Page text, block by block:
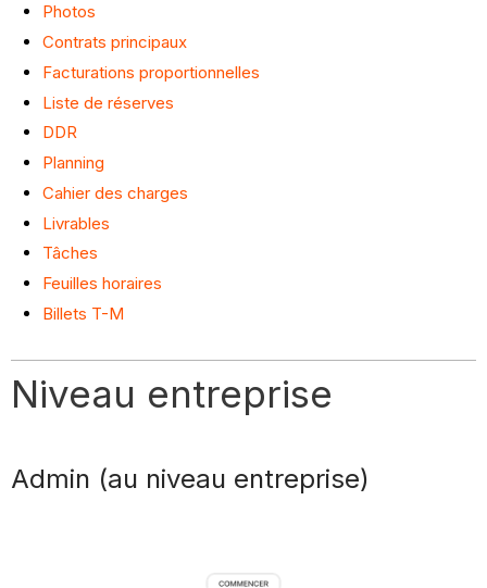
Photos
Contrats principaux
Facturations proportionnelles
Liste de réserves
DDR
Planning
Cahier des charges
Livrables
Tâches
Feuilles horaires
Billets T-M
Niveau entreprise
Admin (au niveau entreprise)